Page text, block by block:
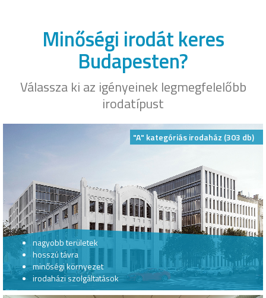
Minőségi irodát keres
Budapesten?
Válassza ki az igényeinek legmegfelelőbb
irodatípust
"A" kategóriás irodaház (303 db)
nagyobb területek
hosszú távra
minőségi környezet
irodaházi szolgáltatások